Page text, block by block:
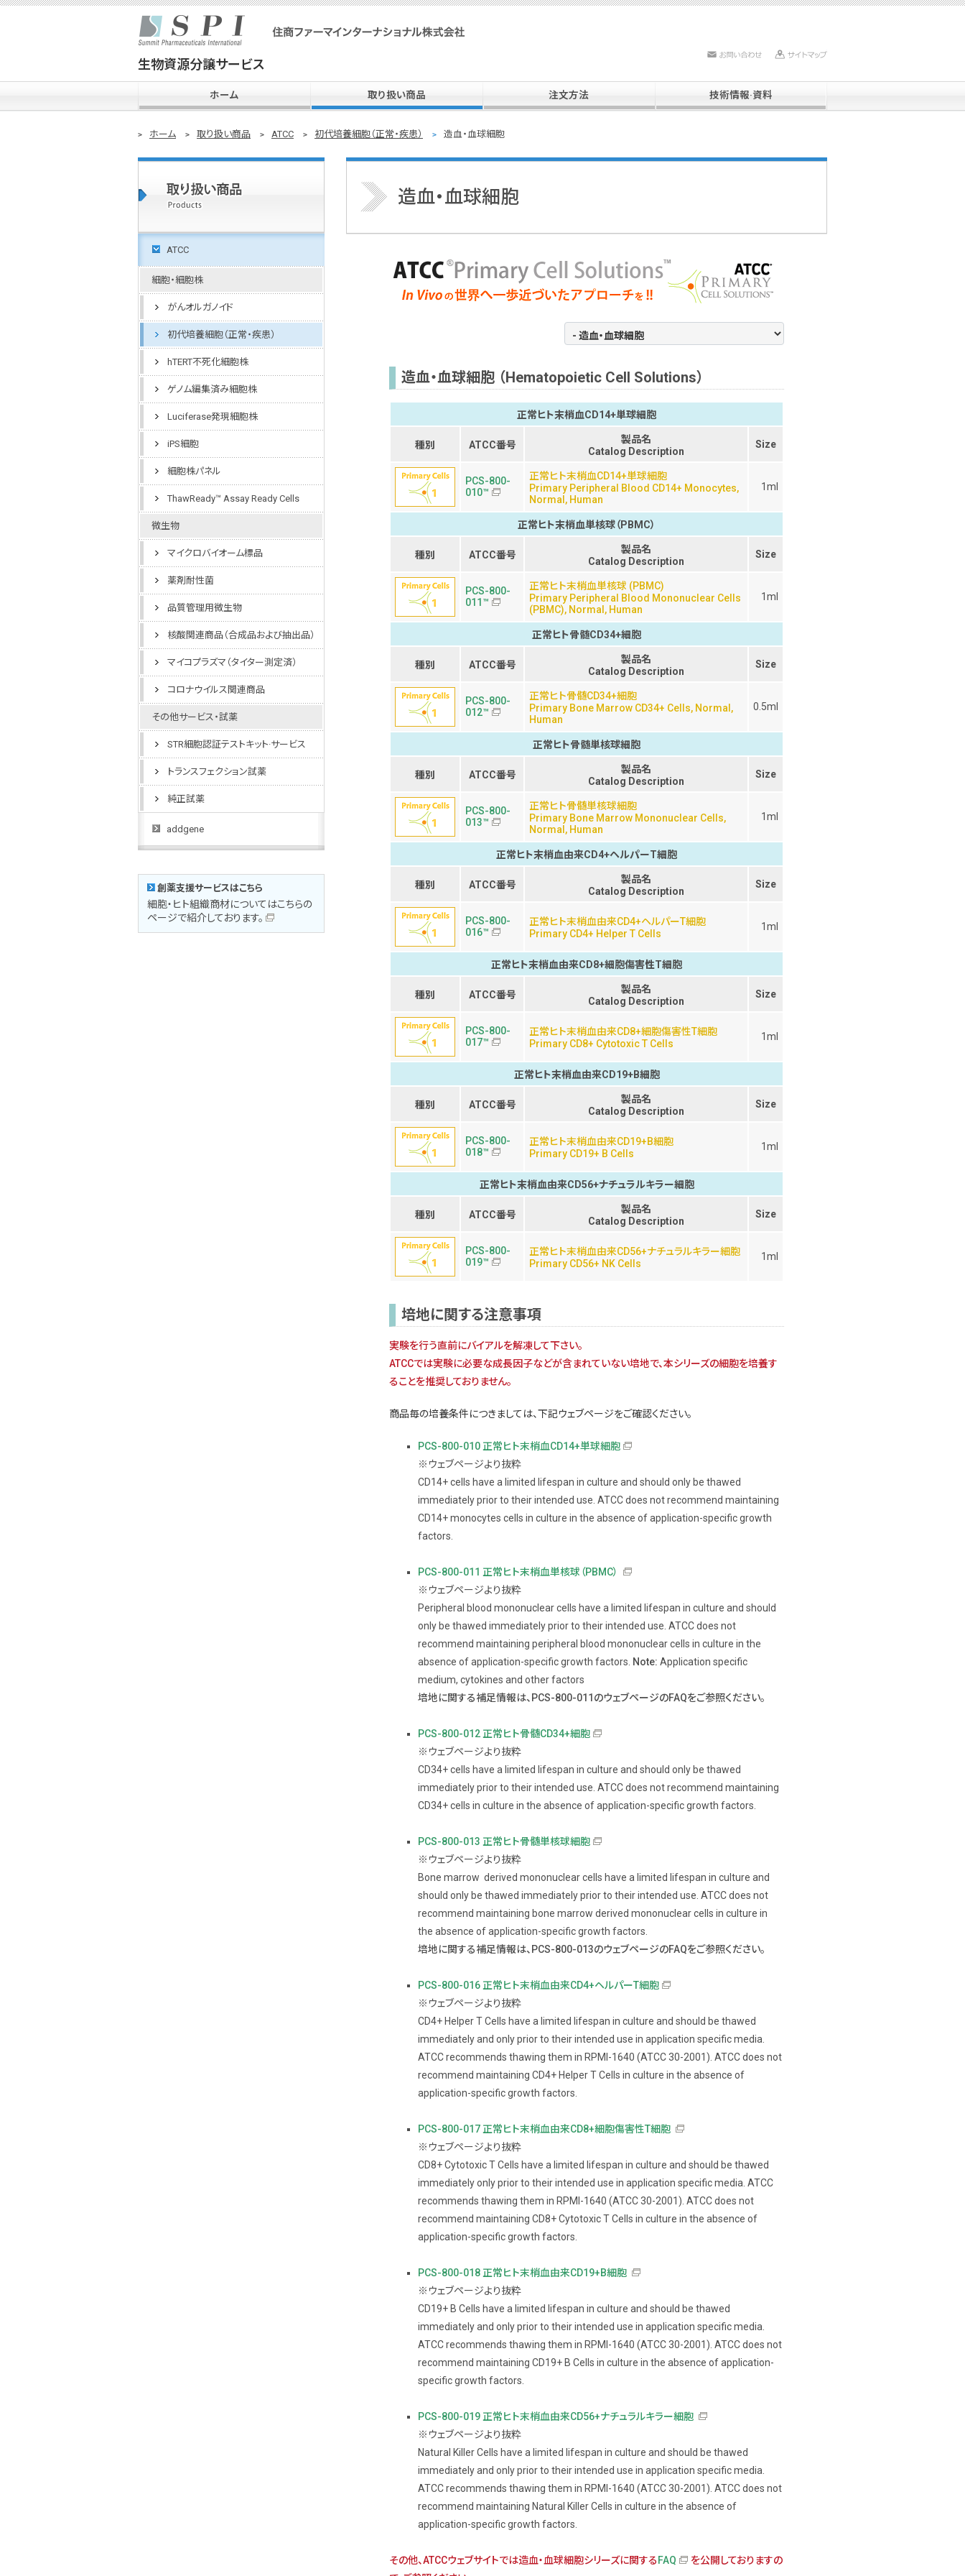
生物資源分譲サービス
ホーム 取り扱い商品 注文方法 技術情報·資料
ホーム 取り扱い商品 ATCC 初代培養細胞（正常・疾患） 造血・血球細胞
ATCC
細胞・細胞株
がんオルガノイド
初代培養細胞（正常・疾患）
hTERT不死化細胞株
ゲノム編集済み細胞株
Luciferase発現細胞株
iPS細胞
細胞株パネル
ThawReady™ Assay Ready Cells
微生物
マイクロバイオーム標品
薬剤耐性菌
品質管理用微生物
核酸関連商品（合成品および抽出品）
マイコプラズマ（タイター測定済）
コロナウイルス関連商品
その他サービス・試薬
STR細胞認証テストキット·サービス
トランスフェクション試薬
純正試薬
addgene
創薬支援サービスはこちら
細胞・ヒト組織商材についてはこちらの
ページで紹介しております。
造血・血球細胞
造血・血球細胞 （Hematopoietic Cell Solutions）
正常ヒト末梢血CD14+単球細胞
種別 ATCC番号
製品名
Catalog Description
Size
PCS-800-
010™
正常ヒト末梢血CD14+単球細胞
Primary Peripheral Blood CD14+ Monocytes,
Normal, Human
1ml
正常ヒト末梢血単核球（PBMC）
種別 ATCC番号
製品名
Catalog Description
Size
PCS-800-
011™
正常ヒト末梢血単核球 (PBMC)
Primary Peripheral Blood Mononuclear Cells
(PBMC), Normal, Human
1ml
正常ヒト骨髄CD34+細胞
種別 ATCC番号
製品名
Catalog Description
Size
PCS-800-
012™
正常ヒト骨髄CD34+細胞
Primary Bone Marrow CD34+ Cells, Normal,
Human
0.5ml
正常ヒト骨髄単核球細胞
種別 ATCC番号
製品名
Catalog Description
Size
PCS-800-
013™
正常ヒト骨髄単核球細胞
Primary Bone Marrow Mononuclear Cells,
Normal, Human
1ml
正常ヒト末梢血由来CD4+ヘルパーT細胞
種別 ATCC番号
製品名
Catalog Description
Size
PCS-800-
016™
正常ヒト末梢血由来CD4+ヘルパーT細胞
Primary CD4+ Helper T Cells
1ml
正常ヒト末梢血由来CD8+細胞傷害性T細胞
種別 ATCC番号
製品名
Catalog Description
Size
PCS-800-
017™
正常ヒト末梢血由来CD8+細胞傷害性T細胞
Primary CD8+ Cytotoxic T Cells
1ml
正常ヒト末梢血由来CD19+B細胞
種別 ATCC番号
製品名
Catalog Description
Size
PCS-800-
018™
正常ヒト末梢血由来CD19+B細胞
Primary CD19+ B Cells
1ml
正常ヒト末梢血由来CD56+ナチュラルキラー細胞
種別 ATCC番号
製品名
Catalog Description
Size
PCS-800-
019™
正常ヒト末梢血由来CD56+ナチュラルキラー細胞
Primary CD56+ NK Cells
1ml
培地に関する注意事項
実験を行う直前にバイアルを解凍して下さい。
ATCCでは実験に必要な成長因子などが含まれていない培地で、本シリーズの細胞を培養す
ることを推奨しておりません。
商品毎の培養条件につきましては、下記ウェブページをご確認ください。
PCS-800-010 正常ヒト末梢血CD14+単球細胞
※ウェブページより抜粋
CD14+ cells have a limited lifespan in culture and should only be thawed
immediately prior to their intended use. ATCC does not recommend maintaining
CD14+ monocytes cells in culture in the absence of application-specific growth
factors.
PCS-800-011 正常ヒト末梢血単核球（PBMC）
※ウェブページより抜粋
Peripheral blood mononuclear cells have a limited lifespan in culture and should
only be thawed immediately prior to their intended use. ATCC does not
recommend maintaining peripheral blood mononuclear cells in culture in the
absence of application-specific growth factors. Note: Application specific
medium, cytokines and other factors
培地に関する補足情報は、PCS-800-011のウェブページのFAQをご参照ください。
PCS-800-012 正常ヒト骨髄CD34+細胞
※ウェブページより抜粋
CD34+ cells have a limited lifespan in culture and should only be thawed
immediately prior to their intended use. ATCC does not recommend maintaining
CD34+ cells in culture in the absence of application-specific growth factors.
PCS-800-013 正常ヒト骨髄単核球細胞
※ウェブページより抜粋
Bone marrow derived mononuclear cells have a limited lifespan in culture and
should only be thawed immediately prior to their intended use. ATCC does not
recommend maintaining bone marrow derived mononuclear cells in culture in
the absence of application-specific growth factors.
培地に関する補足情報は、PCS-800-013のウェブページのFAQをご参照ください。
PCS-800-016 正常ヒト末梢血由来CD4+ヘルパーT細胞
※ウェブページより抜粋
CD4+ Helper T Cells have a limited lifespan in culture and should be thawed
immediately and only prior to their intended use in application specific media.
ATCC recommends thawing them in RPMI-1640 (ATCC 30-2001). ATCC does not
recommend maintaining CD4+ Helper T Cells in culture in the absence of
application-specific growth factors.
PCS-800-017 正常ヒト末梢血由来CD8+細胞傷害性T細胞
※ウェブページより抜粋
CD8+ Cytotoxic T Cells have a limited lifespan in culture and should be thawed
immediately only prior to their intended use in application specific media. ATCC
recommends thawing them in RPMI-1640 (ATCC 30-2001). ATCC does not
recommend maintaining CD8+ Cytotoxic T Cells in culture in the absence of
application-specific growth factors.
PCS-800-018 正常ヒト末梢血由来CD19+B細胞
※ウェブページより抜粋
CD19+ B Cells have a limited lifespan in culture and should be thawed
immediately and only prior to their intended use in application specific media.
ATCC recommends thawing them in RPMI-1640 (ATCC 30-2001). ATCC does not
recommend maintaining CD19+ B Cells in culture in the absence of application-
specific growth factors.
PCS-800-019 正常ヒト末梢血由来CD56+ナチュラルキラー細胞
※ウェブページより抜粋
Natural Killer Cells have a limited lifespan in culture and should be thawed
immediately and only prior to their intended use in application specific media.
ATCC recommends thawing them in RPMI-1640 (ATCC 30-2001). ATCC does not
recommend maintaining Natural Killer Cells in culture in the absence of
application-specific growth factors.
その他、ATCCウェブサイトでは造血・血球細胞シリーズに関する FAQ
を公開しておりますの